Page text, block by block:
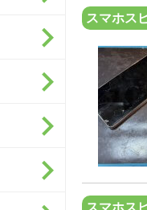
スマホス
スマホス